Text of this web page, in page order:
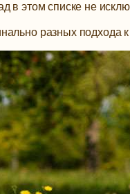
в этом списке не
разных подхода